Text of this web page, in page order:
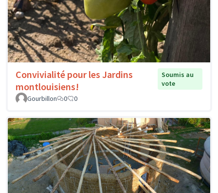
Convivialité pour les Jardins
montlouisiens!
Soumis au
vote
Gourbillon
0 0